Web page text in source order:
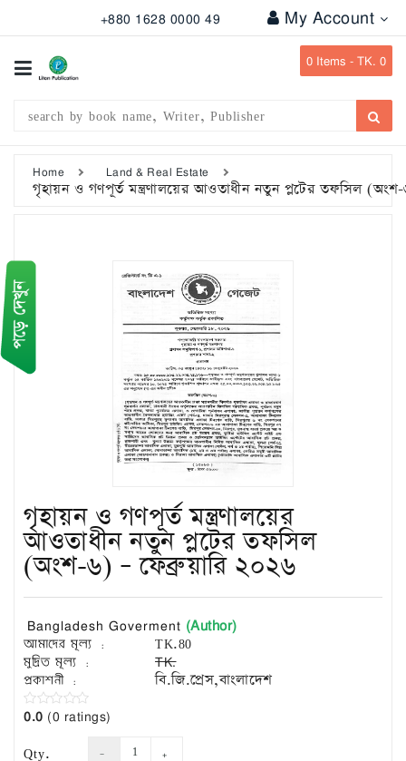
+880 1628 0000 49 My Account
0 Items -TK. 0
Categories
Publication
Combo
Offers
Bangladesh
Gazette
Islamic
Books
Building
Construction
Civil
Engineering
Home Land & Real Estate
গৃহায়ন ও গণপূর্ত মন্ত্রণালয়ের আওতাধীন নতুন প্লটের তফসিল
গৃহায়ন ও গণপূর্ত মন্ত্রণালয়ের
আওতাধীন নতুন প্লটের তফসিল
(অংশ-৬) – ফেব্রুয়ারি ২০২৬
Bangladesh Goverment (Author)
আমাদের মূল্য : TK.80
মুদ্রিত মূল্য :
TK.
প্রকাশনী :
বি.জি.প্রেস,বাংলাদেশ
0.0 (0 ratings)
Qty.